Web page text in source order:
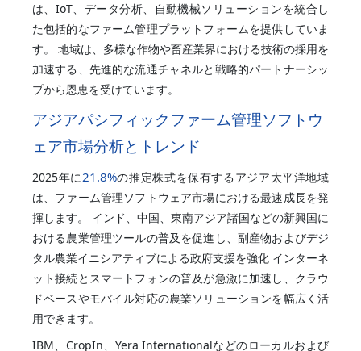
は、IoT、データ分析、自動機械ソリューションを統合し
た包括的なファーム管理プラットフォームを提供していま
す。 地域は、多様な作物や畜産業界における技術の採用を
加速する、先進的な流通チャネルと戦略的パートナーシッ
プから恩恵を受けています。
アジアパシフィックファーム管理ソフトウ
ェア市場分析とトレンド
2025年に21.8%の推定株式を保有するアジア太平洋地域
は、ファーム管理ソフトウェア市場における最速成長を発
揮します。 インド、中国、東南アジア諸国などの新興国に
おける農業管理ツールの普及を促進し、副産物およびデジ
タル農業イニシアティブによる政府支援を強化 インターネ
ット接続とスマートフォンの普及が急激に加速し、クラウ
ドベースやモバイル対応の農業ソリューションを幅広く活
用できます。
IBM、CropIn、Yera Internationalなどのローカルおよび